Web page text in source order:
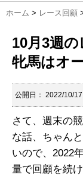
ホーム > レース回顧
10月3週
牝馬はオ
公開日： 2022/10/17
さて、週末の
な話、ちゃん
いので、2022
量で回顧を続